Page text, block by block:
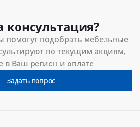
консультация?
подобрать мебельные
по текущим акциям,
в Ваш регион и оплате
Задать вопрос